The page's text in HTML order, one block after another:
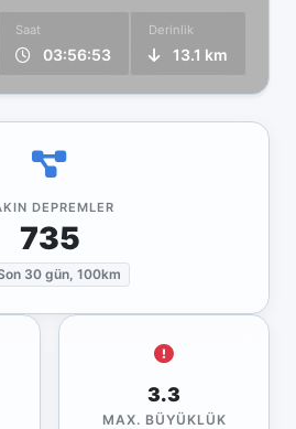
Saat
03:56:53
Derinlik
13.1 km
DEPREMLER
735
30 gün, 100km
3.3
MAX. BÜYÜKLÜK